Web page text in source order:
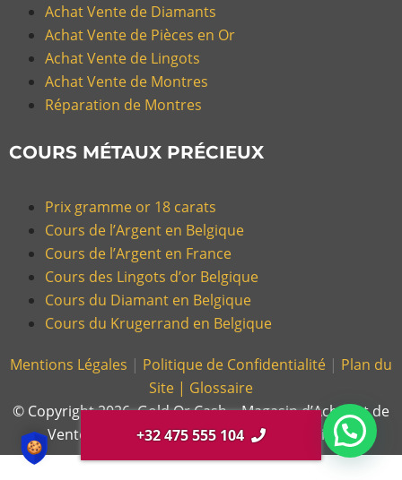
+32 475 555 104
Achat Vente de Diamants
Achat Vente de Pièces en Or
Achat Vente de Lingots
Achat Vente de Montres
Réparation de Montres
COURS MÉTAUX PRÉCIEUX
Prix gramme or 18 carats
Cours de l’Argent en Belgique
Cours de l’Argent en France
Cours des Lingots d’or Belgique
Cours du Diamant en Belgique
Cours du Krugerrand en Belgique
Mentions Légales | Politique de Confidentialité | Plan du
Site | Glossaire
© Copyright 2026, Gold Or Cash – Magasin d’Achat et de
Vente d’Or et Bijoux en France et en Belgique.